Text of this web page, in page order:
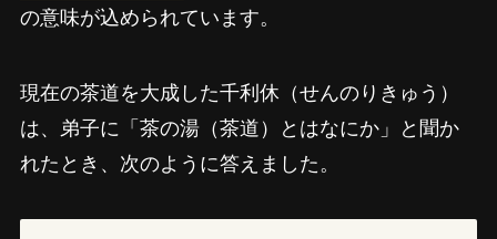
の意味が込められています。
現在の茶道を大成した千利休（せんのりきゅう）
は、弟子に「茶の湯（茶道）とはなにか」と聞か
れたとき、次のように答えました。